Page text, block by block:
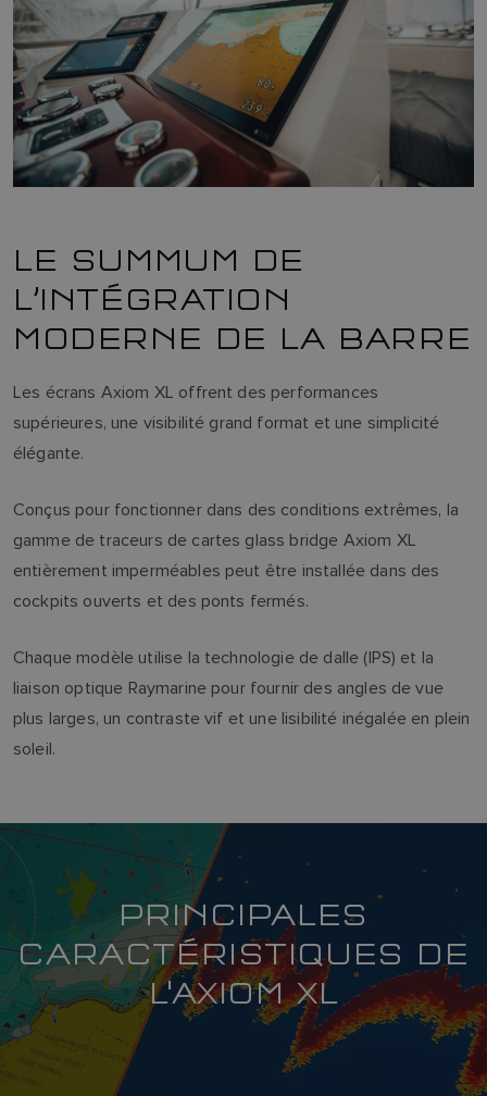
LE SUMMUM DE
L’INTÉGRATION
MODERNE DE LA BARRE
Les écrans Axiom XL offrent des performances
supérieures, une visibilité grand format et une simplicité
élégante.
Conçus pour fonctionner dans des conditions extrêmes, la
gamme de traceurs de cartes glass bridge Axiom XL
entièrement imperméables peut être installée dans des
cockpits ouverts et des ponts fermés.
Chaque modèle utilise la technologie de dalle (IPS) et la
liaison optique Raymarine pour fournir des angles de vue
plus larges, un contraste vif et une lisibilité inégalée en plein
soleil.
PRINCIPALES
CARACTÉRISTIQUES DE
L'AXIOM XL